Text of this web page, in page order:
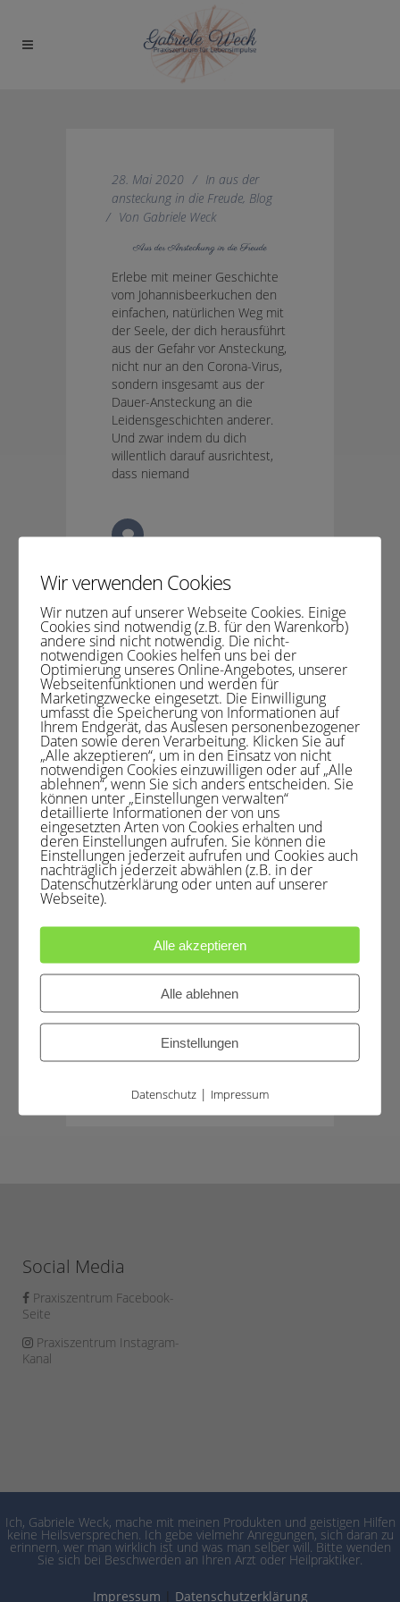
28. Mai 2020 In aus der
ansteckung in die Freude, Blog
Von Gabriele Weck
Aus der Ansteckung in die Freude
Erlebe mit meiner Geschichte
vom Johannisbeerkuchen den
einfachen, natürlichen Weg mit
der Seele, der dich herausführt
aus der Gefahr vor Ansteckung,
nicht nur an den Corona-Virus,
sondern insgesamt aus der
Dauer-Ansteckung an die
Leidensgeschichten anderer.
Und zwar indem du dich
willentlich darauf ausrichtest,
dass niemand
17. Mai 2020 In Blog,
Entschleunigen,Ganz du selbst
sein
Von Gabriele Weck
Entschleunigen – Raus aus der Ansteckung
Hier erfährst du, was wirklich
hilft, um aus der
Ansteckungsgefahr durch
Corona herauszutreten und
ganz du selbst zu sein. Und
nicht nur das: Ich zeige dir, wie
weggehen kannst aus der
Ansteckung an Probleme, wie
schön das Leben ist und das
Social Media
Praxiszentrum Facebook-
Seite
Praxiszentrum Instagram-
Kanal
Ich, Gabriele Weck, mache mit meinen Produkten und geistigen Hilfen
keine Heilsversprechen. Ich gebe vielmehr Anregungen, sich daran zu
erinnern, wer man wirklich ist und was man selber will. Bitte wenden
Sie sich bei Beschwerden an Ihren Arzt oder Heilpraktiker.
Impressum Datenschutzerklärung
Wir verwenden Cookies
Wir nutzen auf unserer Webseite Cookies. Einige
Cookies sind notwendig (z.B. für den Warenkorb)
andere sind nicht notwendig. Die nicht-
notwendigen Cookies helfen uns bei der
Optimierung unseres Online-Angebotes, unserer
Webseitenfunktionen und werden für
Marketingzwecke eingesetzt. Die Einwilligung
umfasst die Speicherung von Informationen auf
Ihrem Endgerät, das Auslesen personenbezogener
Daten sowie deren Verarbeitung. Klicken Sie auf
„Alle akzeptieren“, um in den Einsatz von nicht
notwendigen Cookies einzuwilligen oder auf „Alle
ablehnen“, wenn Sie sich anders entscheiden. Sie
können unter „Einstellungen verwalten“
detaillierte Informationen der von uns
eingesetzten Arten von Cookies erhalten und
deren Einstellungen aufrufen. Sie können die
Einstellungen jederzeit aufrufen und Cookies auch
nachträglich jederzeit abwählen (z.B. in der
Datenschutzerklärung oder unten auf unserer
Webseite).
Alle akzeptieren
Alle ablehnen
Einstellungen
Datenschutz| Impressum